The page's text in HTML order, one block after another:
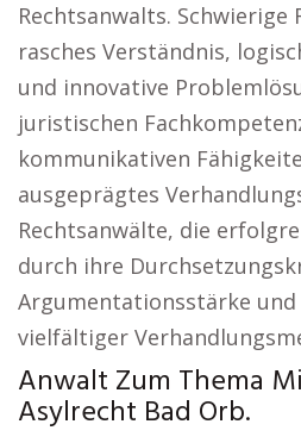
Rechtsanwalts. Schwierige
rasches Verständnis,
und innovative
juristischen
kommunikativen
ausgeprägtes
Rechtsanwälte, die
durch ihre
Argumentationsstärke und
vielfältiger
Anwalt Zum Thema
Asylrecht Bad Orb.